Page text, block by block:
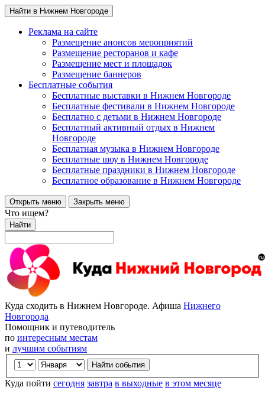
Найти в Нижнем Новгороде
Реклама на сайте
Размещение анонсов мероприятий
Размещение ресторанов и кафе
Размещение мест и площадок
Размещение баннеров
Бесплатные события
Бесплатные выставки в Нижнем Новгороде
Бесплатные фестивали в Нижнем Новгороде
Бесплатно с детьми в Нижнем Новгороде
Бесплатный активный отдых в Нижнем
Новгороде
Бесплатная музыка в Нижнем Новгороде
Бесплатные шоу в Нижнем Новгороде
Бесплатные праздники в Нижнем Новгороде
Бесплатное образование в Нижнем Новгороде
Открыть меню Закрыть меню
Что ищем?
Найти
Куда сходить в Нижнем Новгороде. Афиша Нижнего
Новгорода
Помощник и путеводитель
по интересным местам
и лучшим событиям
Куда пойти сегодня завтра в выходные в этом месяце